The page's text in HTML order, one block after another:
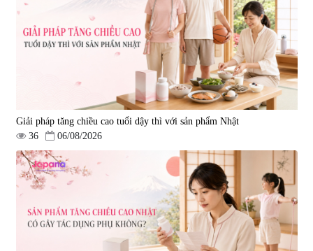
Giải pháp tăng chiều cao tuổi dậy thì với sản phẩm Nhật
36
06/08/2026